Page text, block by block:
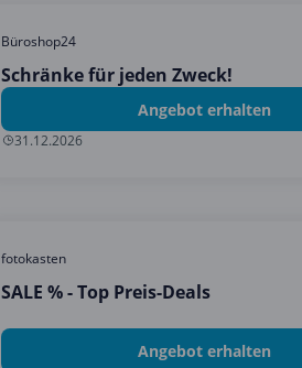
Büroshop24
Schränke für jeden Zweck!
Angebot erhalten
31.12.2026
fotokasten
SALE % - Top Preis-Deals
Angebot erhalten